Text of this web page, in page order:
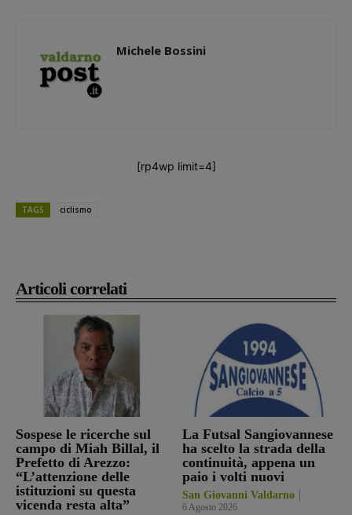
Articoli correlati
Sospese le ricerche sul
campo di Miah Billal, il
Prefetto di Arezzo:
“L’attenzione delle
istituzioni su questa
vicenda resta alta”
La Futsal Sangiovannese
ha scelto la strada della
continuità, appena un
paio i volti nuovi
San Giovanni Valdarno
6 Agosto 2026
Michele Bossini
[rp4wp limit=4]
TAGS ciclismo